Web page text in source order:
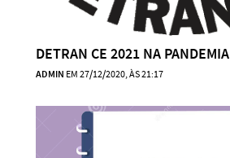
DETRAN CE 2021 NA PANDEMIA
ADMIN EM 27/12/2020, ÀS 21:17